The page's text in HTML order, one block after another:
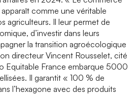
comme une véritable
agriculteurs. Il leur permet de
d’investir dans leurs
la transition agroécologique
directeur Vincent Rousselet, cité
Equitable France embarque 5000
Il garantit « 100 % de
l’hexagone avec des produits